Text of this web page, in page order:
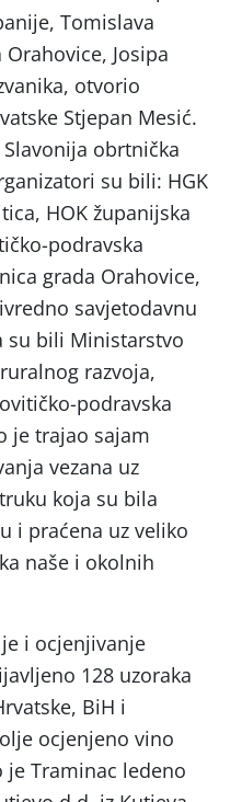
Tomislava
Josipa
otvorio
Stjepan Mesić.
obrtnička
su bili: HGK
HOK županijska
podravska
grada Orahovice,
savjetodavnu
su bili Ministarstvo
razvoja,
podravska
je trajao sajam
vezana uz
koja su bila
i praćena uz veliko
naše i okolnih
i ocjenjivanje
128 uzoraka
BiH i
ocjenjeno vino
je Traminac ledeno